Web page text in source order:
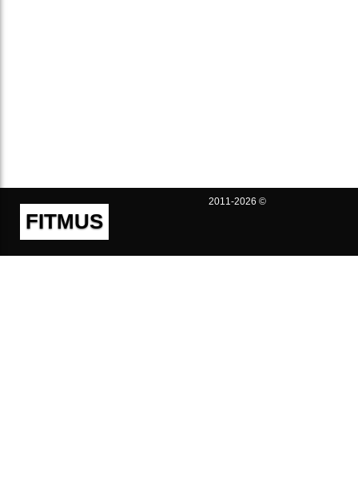
FITMUS
2011-2026 ©